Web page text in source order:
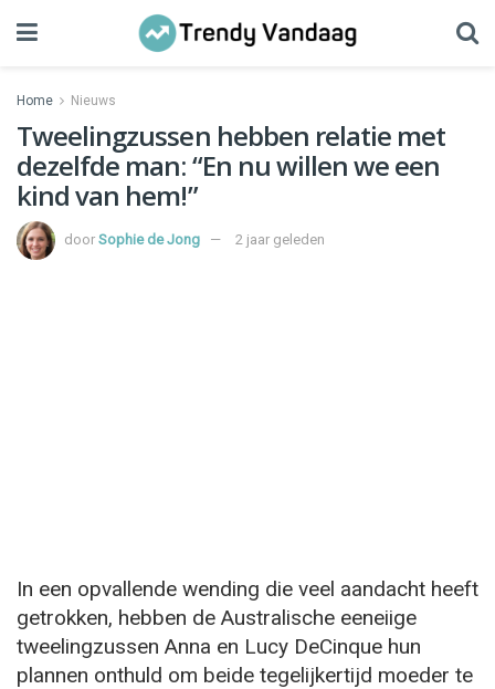
Home Nieuws
Tweelingzussen hebben relatie met
dezelfde man: “En nu willen we een
kind van hem!”
door Sophie de Jong 2 jaar geleden
In een opvallende wending die veel aandacht heeft
getrokken, hebben de Australische eeneiige
tweelingzussen Anna en Lucy DeCinque hun
plannen onthuld om beide tegelijkertijd moeder te